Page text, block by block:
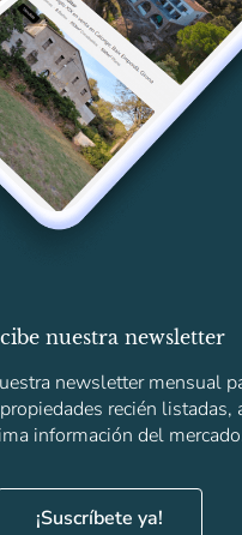
nuestra newsletter
newsletter mensual
recién listadas,
información del
¡Suscríbete ya!